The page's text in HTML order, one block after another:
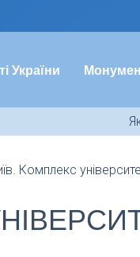
України
Комплекс